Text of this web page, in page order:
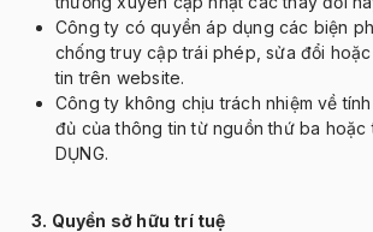
Công ty có quyềnáp dụng các biện
chống truy cập trái phép, sửađổi
tin trên website.
Công ty không chịu trách nhiệm về t
đủ của thông tin từ nguồn thứ ba hoặc
DỤNG.
3. Quyền sở hữu trí tuệ